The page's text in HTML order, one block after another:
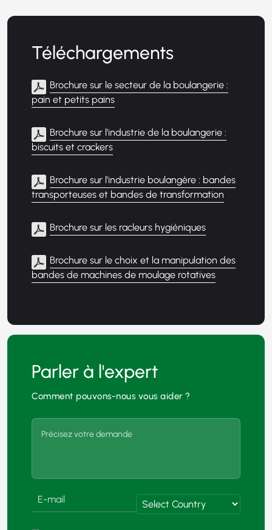
Téléchargements
Brochure sur le secteur de la boulangerie :
pain et petits pains
Brochure sur l'industrie de la boulangerie :
biscuits et crackers
Brochure sur l'industrie boulangère : bandes
transporteuses et bandes de transformation
Brochure sur les racleurs hygiéniques
Brochure sur le choix et la manipulation des
bandes de machines de moulage rotatives
Parler à l'expert
Comment pouvons-nous vous aider ?